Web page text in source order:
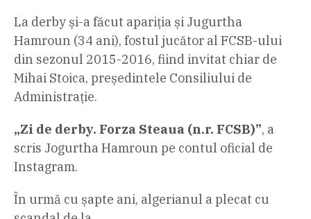
La derby și-a făcut apariția și Jugurtha
Hamroun (34 ani), fostul jucător al FCSB-ului
din sezonul 2015-2016, fiind invitat chiar de
Mihai Stoica, președintele Consiliului de
Administrație.
„Zi de derby. Forza Steaua (n.r. FCSB)”, a
scris Jogurtha Hamroun pe contul oficial de
Instagram.
În urmă cu șapte ani, algerianul a plecat cu